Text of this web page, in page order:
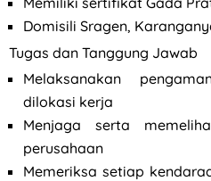
Domisili Sragen,
Tugas dan Tanggung Jawab
Melaksanakan
dilokasi kerja
Menjaga serta
perusahaan
Memeriksa setiap